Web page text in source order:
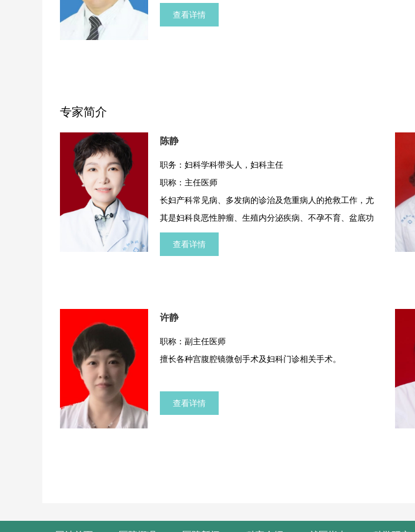
查看详情
专家简介
陈静
职务：妇科学科带头人，妇科主任
职称：主任医师
长妇产科常见病、多发病的诊治及危重病人的抢救工作，尤
其是妇科良恶性肿瘤、生殖内分泌疾病、不孕不育、盆底功
能障碍性等疾病诊断与治疗。擅长各类宫、腹腔镜手术（包
全切术、阴道（半）封闭术、经阴道子宫肌瘤剔除术、张力
性尿失禁经闭孔尿道中断悬吊术、盆底重建术，单孔腹腔镜
下全子宫切除术、单孔腹腔镜下卵巢囊肿剥除术等。
查看详情
许静
职称：副主任医师
擅长各种宫腹腔镜微创手术及妇科门诊相关手术。
查看详情